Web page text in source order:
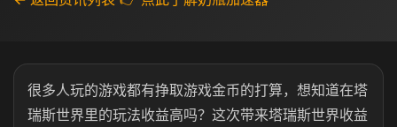
很多人玩的游戏都有挣取游戏金币的打算，想知道在塔
瑞斯世界里的玩法收益高吗？这次带来塔瑞斯世界收益